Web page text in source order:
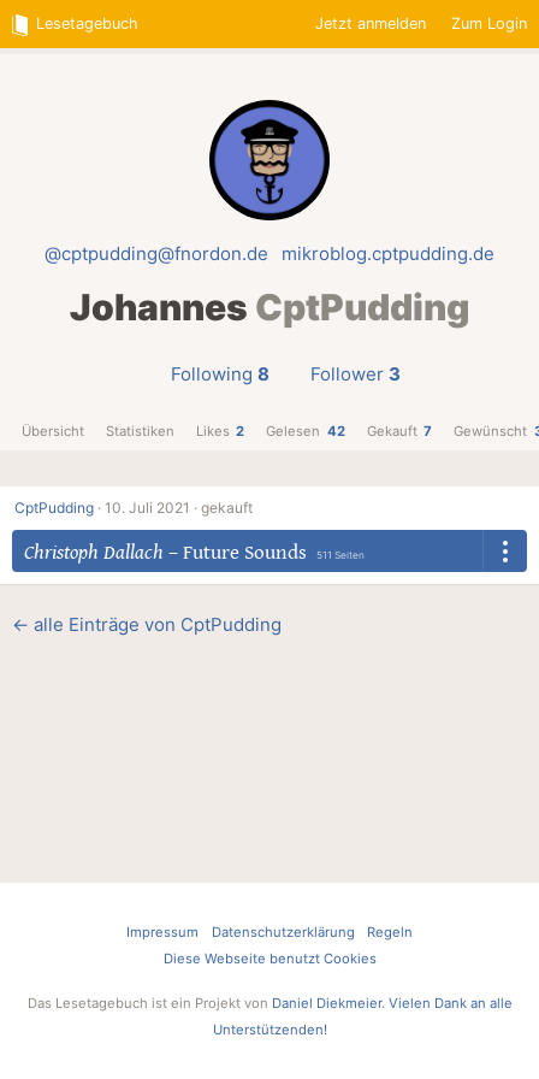
Lesetagebuch Jetzt anmelden Zum Login
@cptpudding@fnordon.de mikroblog.cptpudding.de
Johannes CptPudding
Following 8 Follower 3
Übersicht Statistiken Likes 2 Gelesen 42 Gekauft 7 Gewünscht
CptPudding · 10. Juli 2021 · gekauft
Christoph Dallach – Future Sounds 511 Seiten
← alle Einträge von CptPudding
Impressum Datenschutzerklärung
Regeln
Diese Webseite benutzt Cookies
Das Lesetagebuch ist ein Projekt von Daniel Diekmeier. Vielen Dank an alle
Unterstützenden!